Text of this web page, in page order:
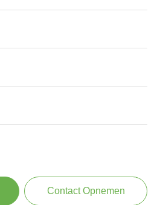
Contact Opnemen